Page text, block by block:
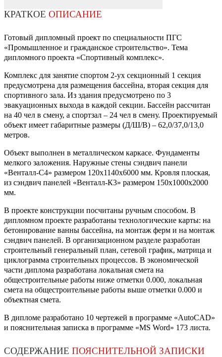
КРАТКОЕ ОПИСАНИЕ
Готовый дипломный проект по специальности ПГС
«Промышленное и гражданское строительство». Тема
дипломного проекта «Спортивный комплекс».
Комплекс для занятие спортом 2-ух секционный 1 секция
предусмотрена для размещения бассейна, вторая секция для
спортивного зала. Из здания предусмотрено по 3
эвакуационных выхода в каждой секции. Бассейн рассчитан
на 40 чел в смену, а спортзал – 24 чел в смену. Проектируемый
объект имеет габаритные размеры (Д/Ш/В) – 62,0/37,0/13,0
метров.
Объект выполнен в металлическом каркасе. Фундаменты
мелкого заложения. Наружные стены сэндвич панели
«Венталл-С4» размером 120х1140х6000 мм. Кровля плоская,
из сэндвич панелей «Венталл-К3» размером 150х1000х2000
мм.
В проекте конструкции посчитаны ручным способом. В
дипломном проекте разработаны технологические карты: на
бетонирование ванны бассейна, на монтаж ферм и на монтаж
сэндвич панелей. В организационном разделе разработан
строительный генеральный план, сетевой график, матрица и
циклограмма строительных процессов. В экономической
части диплома разработана локальная смета на
общестроительные работы ниже отметки 0.000, локальная
смета на общестроительные работы выше отметки 0.000 и
объектная смета.
В дипломе разработано 10 чертежей в программе «AutoCAD»
и пояснительная записка в программе «MS Word» 173 листа.
СОДЕРЖАНИЕ ПОЯСНИТЕЛЬНОЙ ЗАПИСКИ